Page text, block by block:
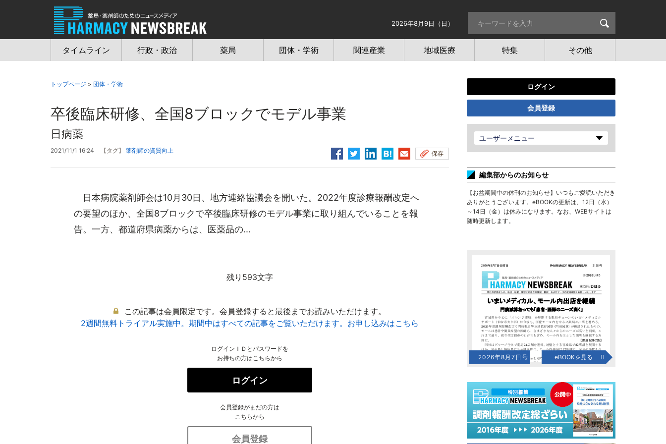
2026年8月9日（日）
タイムライン 行政・政治 薬局 団体・学術 関連産業 地域医療 特集 その他
トップページ > 団体・学術
卒後臨床研修、全国8ブロックでモデル事業
日病薬
2021/11/1 16:24 【タグ】 薬剤師の資質向上 保存
日本病院薬剤師会は10月30日、地方連絡協議会を開いた。2022年度診療報酬改定へ
の要望のほか、全国8ブロックで卒後臨床研修のモデル事業に取り組んでいることを報
告。一方、都道府県病薬からは、医薬品の...
残り593文字
この記事は会員限定です。会員登録すると最後までお読みいただけます。
2週間無料トライアル実施中。期間中はすべての記事をご覧いただけます。お申し込みはこちら
ログインＩＤとパスワードを
お持ちの方はこちらから
ログイン
会員登録がまだの方は
こちらから
会員登録
ログイン
会員登録
ユーザーメニュー
編集部からのお知らせ
【お盆期間中の休刊のお知らせ】いつもご愛読いただき
ありがとうございます。eBOOKの更新は、12日（水）
～14日（金）は休みになります。なお、WEBサイトは
随時更新します。
2026年8月7日号 eBOOKを見る